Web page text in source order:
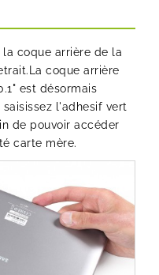
coque arrière de la
coque arrière
est désormais
l'adhesif vert
de pouvoir accéder
carte mère.